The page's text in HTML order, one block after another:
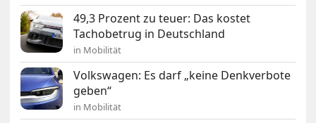
49,3 Prozent zu teuer: Das kostet
Tachobetrug in Deutschland
in Mobilität
Volkswagen: Es darf „keine Denkverbote
geben“
in Mobilität